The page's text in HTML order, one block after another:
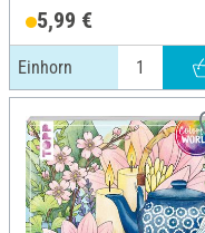
5,99 €
Einhorn